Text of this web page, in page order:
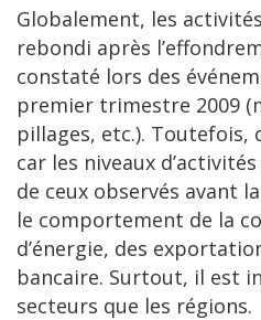
Globalement, les
rebondi après
constaté lors des
premier trimestre 2009
pillages, etc.). Toutefois,
car les niveaux
de ceux observés avant
le comportement de la
d’énergie, des
bancaire. Surtout, il est
secteurs que les régions.